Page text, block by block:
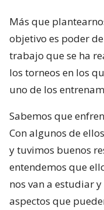
Más que
objetivo es poder
trabajo que se ha
los torneos en los
uno de los
Sabemos que
Con algunos de
y tuvimos buenos
entendemos que
nos van a estudiar
aspectos que